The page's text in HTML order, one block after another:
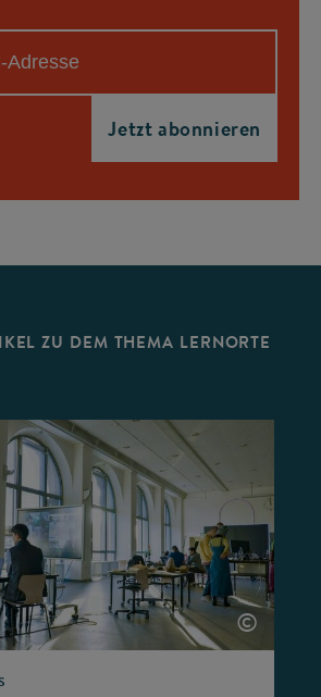
ZU DEM THEMA LERNORTE
©